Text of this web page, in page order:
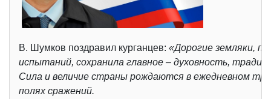
В. Шумков поздравил курганцев: «Дорогие земляки,
испытаний, сохранила главное – духовность,
Сила и величие страны рождаются в ежедневном
полях сражений.